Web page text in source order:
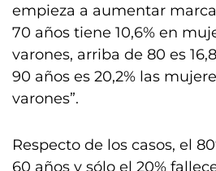
empieza a aumentar
70 años tiene 10,6% en
varones, arriba de 80 es
90 años es 20,2% las
varones”.
Respecto de los casos, el
60 años y sólo el 20%